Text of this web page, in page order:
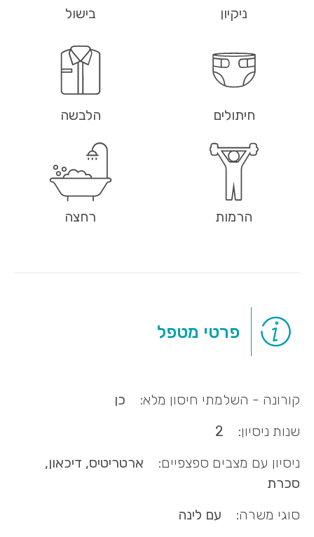
ניקיון בישול
חיתולים הלבשה
הרמות רחצה
פרטי מטפל
קורונה - השלמתי חיסון מלא:
כן
שנות ניסיון:
2
ניסיון עם מצבים ספצפיים:
ארטריטיס, דיכאון,
סכרת
סוגי משרה:
עם לינה